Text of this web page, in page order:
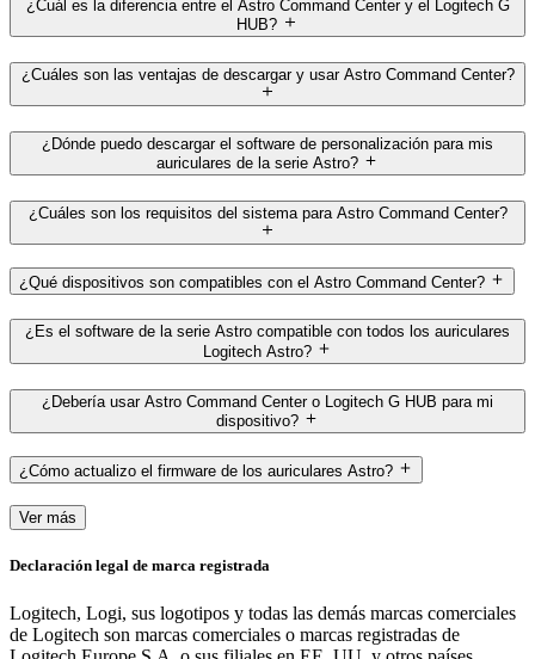
¿Cuál es la diferencia entre el Astro Command Center y el Logitech G
HUB?
¿Cuáles son las ventajas de descargar y usar Astro Command Center?
¿Dónde puedo descargar el software de personalización para mis
auriculares de la serie Astro?
¿Cuáles son los requisitos del sistema para Astro Command Center?
¿Qué dispositivos son compatibles con el Astro Command Center?
¿Es el software de la serie Astro compatible con todos los auriculares
Logitech Astro?
¿Debería usar Astro Command Center o Logitech G HUB para mi
dispositivo?
¿Cómo actualizo el firmware de los auriculares Astro?
Ver más
Declaración legal de marca registrada
Logitech, Logi, sus logotipos y todas las demás marcas comerciales
de Logitech son marcas comerciales o marcas registradas de